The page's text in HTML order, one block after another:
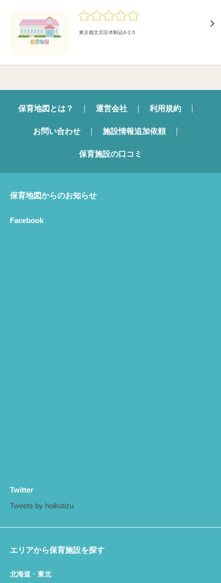
東京都文京区本駒込6-2-5
保育地図とは？ 運営会社 利用規約
お問い合わせ 施設情報追加依頼
保育施設の口コミ
保育地図からのお知らせ
Facebook
Twitter
Tweets by hoikutizu
エリアから保育施設を探す
北海道・東北